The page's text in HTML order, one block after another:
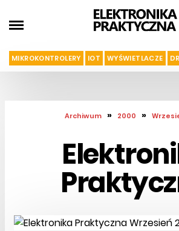
MIKROKONTROLERY IOT WYŚWIETLACZE
Archiwum » 2000 »